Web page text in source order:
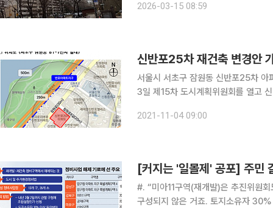
앤씨의 맞대결 구도로 압축되면서 반
2026-03-15 08:59
신반포25차 재건축 변경안
서울시 서초구 잠원동 신반포25차 아파
3일 제15차 도시계획위원회를 열고
구 규모다. 이번 도시계획위원회 결정
2021-11-04 09:00
[커지는 '일몰제' 공포] 주민
#. “미아11구역(재개발)은 추진위원
구성되지 않은 거죠. 토지소유자